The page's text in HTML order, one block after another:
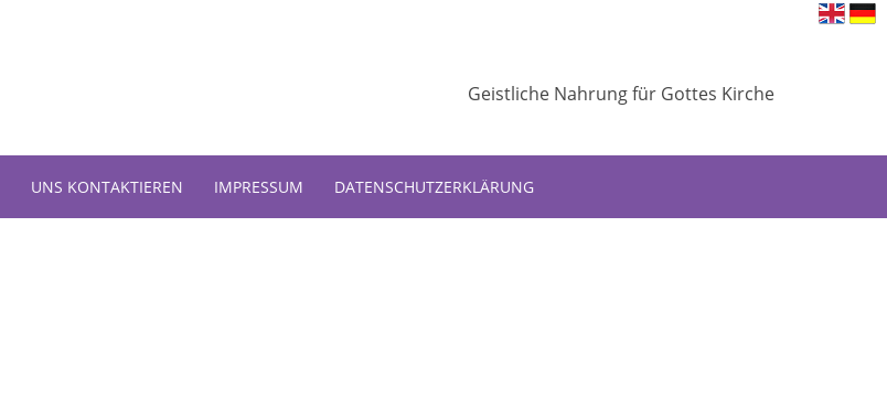
Geistliche Nahrung für Gottes Kirche
UNS KONTAKTIEREN IMPRESSUM DATENSCHUTZERKLÄRUNG